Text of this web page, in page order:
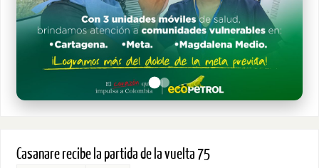
Casanare recibe la partida de la vuelta 75